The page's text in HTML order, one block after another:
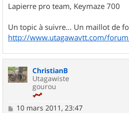
Lapierre pro team, Keymaze 700
Un topic à suivre... Un maillot de
http://www.utagawavtt.com/
ChristianB
Utagawiste
gourou
M10 mars 2011, 23:47